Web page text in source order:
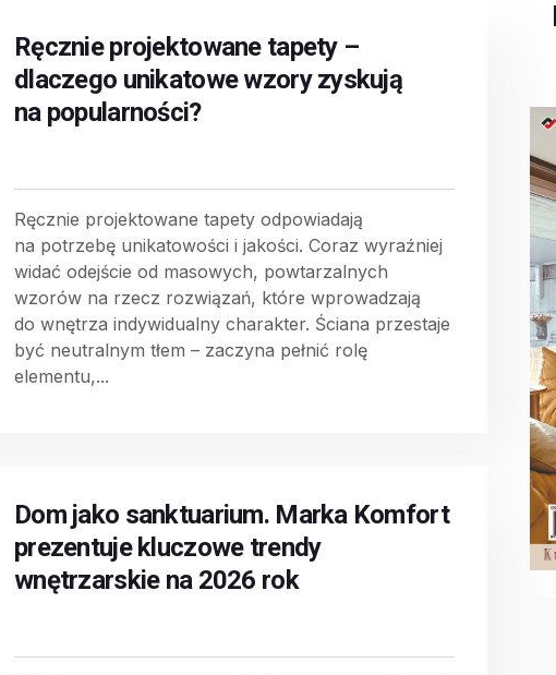
Ręcznie projektowane tapety –
dlaczego unikatowe wzory zyskują
na popularności?
Ręcznie projektowane tapety odpowiadają
na potrzebę unikatowości i jakości. Coraz wyraźniej
widać odejście od masowych, powtarzalnych
wzorów na rzecz rozwiązań, które wprowadzają
do wnętrza indywidualny charakter. Ściana przestaje
być neutralnym tłem – zaczyna pełnić rolę
elementu,...
Dom jako sanktuarium. Marka Komfort
prezentuje kluczowe trendy
wnętrzarskie na 2026 rok